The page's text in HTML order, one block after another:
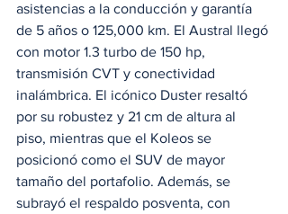
asistencias a la conducción y garantía
de 5 años o 125,000 km. El Austral llegó
con motor 1.3 turbo de 150 hp,
transmisión CVT y conectividad
inalámbrica. El icónico Duster resaltó
por su robustez y 21 cm de altura al
piso, mientras que el Koleos se
posicionó como el SUV de mayor
tamaño del portafolio. Además, se
subrayó el respaldo posventa, con